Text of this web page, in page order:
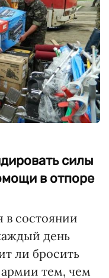
силы
в отпоре
состоянии
день
ли бросить
армии тем, чем